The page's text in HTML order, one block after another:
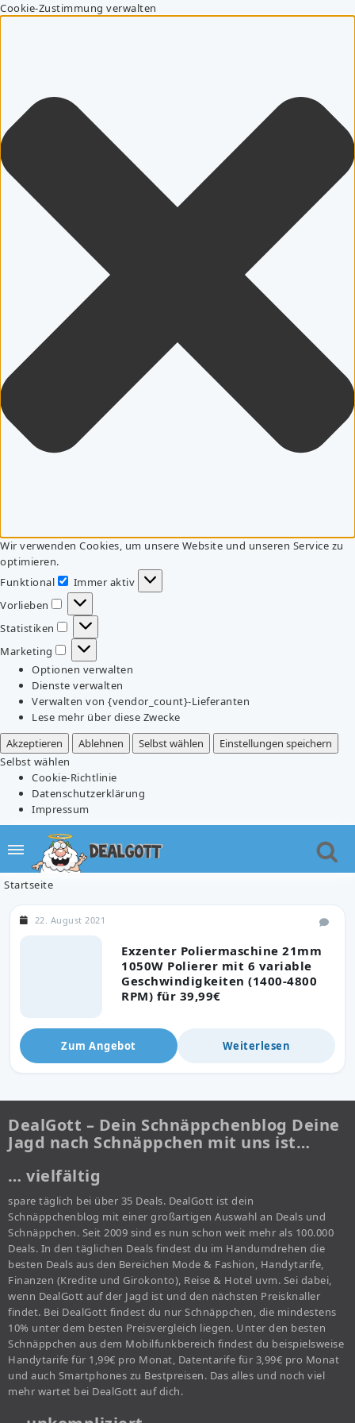
Cookie-Zustimmung verwalten
Wir verwenden Cookies, um unsere Website und unseren Service zu
optimieren.
Funktional
Funktional
Immer aktiv
Vorlieben
Vorlieben
Statistiken
Statistiken
Marketing
Marketing
Optionen verwalten
Dienste verwalten
Verwalten von {vendor_count}-Lieferanten
Lese mehr über diese Zwecke
Akzeptieren
Ablehnen Selbst wählen
Einstellungen speichern
Selbst wählen
Cookie-Richtlinie
Datenschutzerklärung
Impressum
Startseite
Exzenter Poliermaschine 21mm
1050W Polierer mit 6 variable
Geschwindigkeiten (1400-4800
RPM) für 39,99€
22. August 2021
Zum Angebot Weiterlesen
DealGott – Dein Schnäppchenblog Deine
Jagd nach Schnäppchen mit uns ist…
… vielfältig
spare täglich bei über 35 Deals. DealGott ist dein
Schnäppchenblog mit einer großartigen Auswahl an Deals und
Schnäppchen. Seit 2009 sind es nun schon weit mehr als 100.000
Deals. In den täglichen Deals findest du im Handumdrehen die
besten Deals aus den Bereichen Mode & Fashion, Handytarife,
Finanzen (Kredite und Girokonto), Reise & Hotel uvm. Sei dabei,
wenn DealGott auf der Jagd ist und den nächsten Preisknaller
findet. Bei DealGott findest du nur Schnäppchen, die mindestens
10% unter dem besten Preisvergleich liegen. Unter den besten
Schnäppchen aus dem Mobilfunkbereich findest du beispielsweise
Handytarife für 1,99€ pro Monat, Datentarife für 3,99€ pro Monat
und auch Smartphones zu Bestpreisen. Das alles und noch viel
mehr wartet bei DealGott auf dich.